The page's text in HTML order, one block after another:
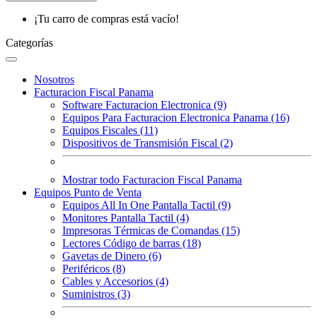
¡Tu carro de compras está vacío!
Categorías
Nosotros
Facturacion Fiscal Panama
Software Facturacion Electronica (9)
Equipos Para Facturacion Electronica Panama (16)
Equipos Fiscales (11)
Dispositivos de Transmisión Fiscal (2)
Mostrar todo Facturacion Fiscal Panama
Equipos Punto de Venta
Equipos All In One Pantalla Tactil (9)
Monitores Pantalla Tactil (4)
Impresoras Térmicas de Comandas (15)
Lectores Código de barras (18)
Gavetas de Dinero (6)
Periféricos (8)
Cables y Accesorios (4)
Suministros (3)